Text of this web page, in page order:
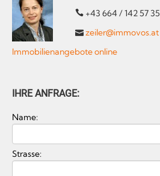
+43 664 / 142 57 35
zeiler@immovos.at
Immobilienangebote online
IHRE ANFRAGE:
Name:
Strasse: